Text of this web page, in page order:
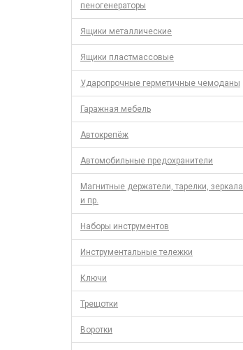
пеногенераторы
Ящики металлические
Ящики пластмассовые
Ударопрочные герметичные чемоданы
Гаражная мебель
Автокрепёж
Автомобильные предохранители
Магнитные держатели, тарелки, зеркала
и пр.
Наборы инструментов
Инструментальные тележки
Ключи
Трещотки
Воротки